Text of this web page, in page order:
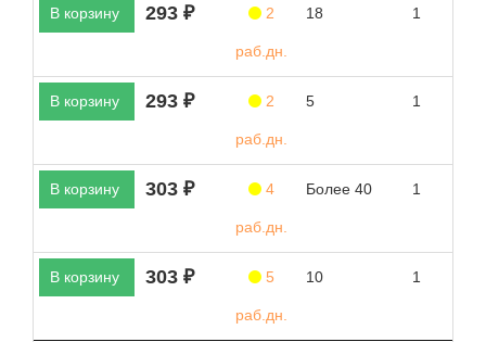
В корзину 293 ₽ 2
раб.дн.
18 1
В корзину 293 ₽ 2
раб.дн.
5 1
В корзину 303 ₽ 4
раб.дн.
Более 40 1
В корзину 303 ₽ 5
раб.дн.
10 1